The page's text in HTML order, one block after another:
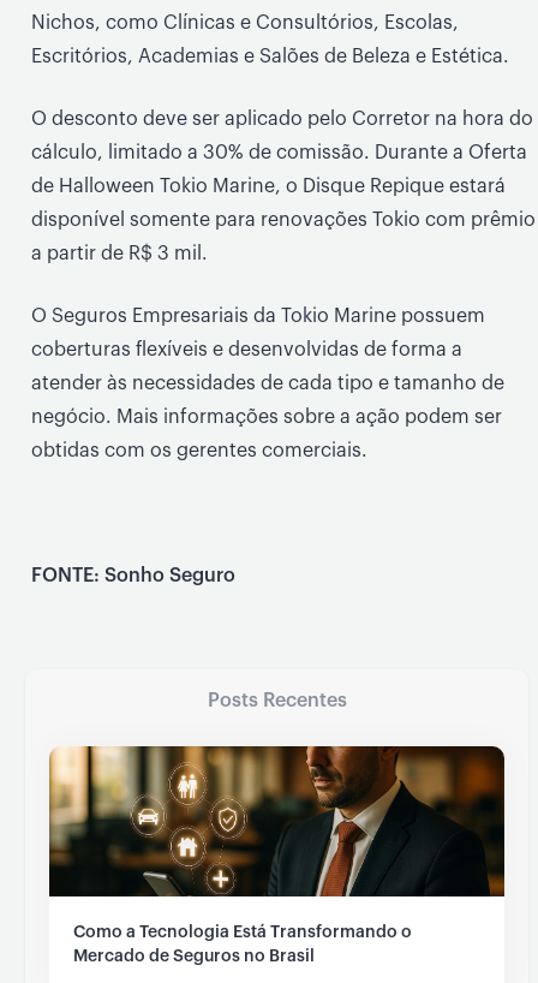
Nichos, como Clínicas e Consultórios, Escolas,
Escritórios, Academias e Salões de Beleza e Estética.
O desconto deve ser aplicado pelo Corretor na hora do
cálculo, limitado a 30% de comissão. Durante a Oferta
de Halloween Tokio Marine, o Disque Repique estará
disponível somente para renovações Tokio com prêmio
a partir de R$ 3 mil.
O Seguros Empresariais da Tokio Marine possuem
coberturas flexíveis e desenvolvidas de forma a
atender às necessidades de cada tipo e tamanho de
negócio. Mais informações sobre a ação podem ser
obtidas com os gerentes comerciais.
FONTE: Sonho Seguro
Posts Recentes
Como a Tecnologia Está Transformando o
Mercado de Seguros no Brasil